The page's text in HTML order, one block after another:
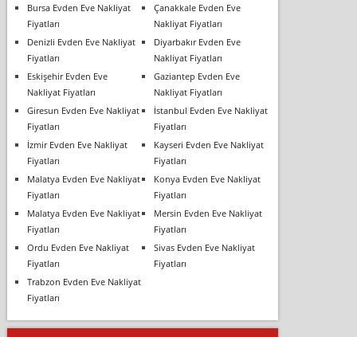
Bursa Evden Eve Nakliyat
Fiyatları
Çanakkale Evden Eve
Nakliyat Fiyatları
Denizli Evden Eve Nakliyat
Fiyatları
Diyarbakır Evden Eve
Nakliyat Fiyatları
Eskişehir Evden Eve
Nakliyat Fiyatları
Gaziantep Evden Eve
Nakliyat Fiyatları
Giresun Evden Eve Nakliyat
Fiyatları
İstanbul Evden Eve Nakliyat
Fiyatları
İzmir Evden Eve Nakliyat
Fiyatları
Kayseri Evden Eve Nakliyat
Fiyatları
Malatya Evden Eve Nakliyat
Fiyatları
Konya Evden Eve Nakliyat
Fiyatları
Malatya Evden Eve Nakliyat
Fiyatları
Mersin Evden Eve Nakliyat
Fiyatları
Ordu Evden Eve Nakliyat
Fiyatları
Sivas Evden Eve Nakliyat
Fiyatları
Trabzon Evden Eve Nakliyat
Fiyatları